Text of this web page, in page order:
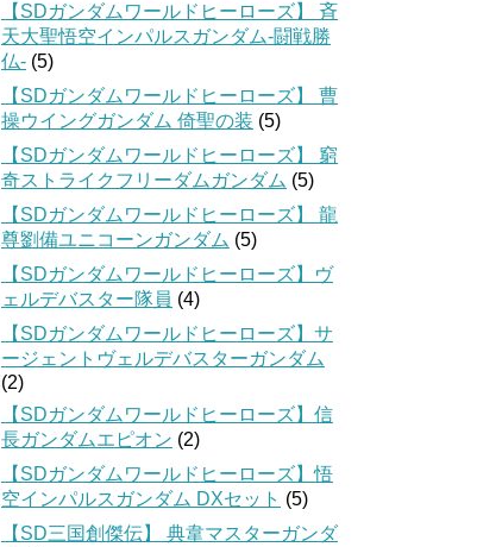
【SDガンダムワールドヒーローズ】 斉
天大聖悟空インパルスガンダム-闘戦勝
仏- (5)
【SDガンダムワールドヒーローズ】 曹
操ウイングガンダム 倚聖の装 (5)
【SDガンダムワールドヒーローズ】 窮
奇ストライクフリーダムガンダム (5)
【SDガンダムワールドヒーローズ】 龍
尊劉備ユニコーンガンダム (5)
【SDガンダムワールドヒーローズ】ヴ
ェルデバスター隊員 (4)
【SDガンダムワールドヒーローズ】サ
ージェントヴェルデバスターガンダム
(2)
【SDガンダムワールドヒーローズ】信
長ガンダムエピオン (2)
【SDガンダムワールドヒーローズ】悟
空インパルスガンダム DXセット (5)
【SD三国創傑伝】 典韋マスターガンダ